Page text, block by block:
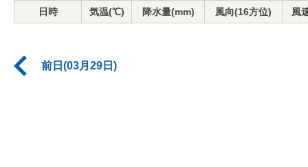
日時 気温(℃) 降水量(mm) 風向(16方位) 風
前日(03月29日)